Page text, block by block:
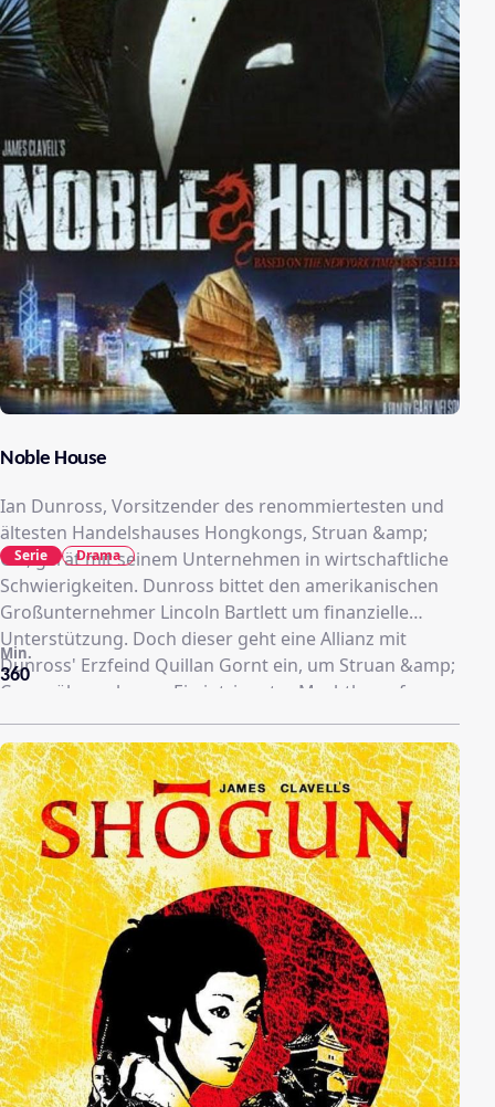
Noble House
Ian Dunross, Vorsitzender des renommiertesten und
ältesten Handelshauses Hongkongs, Struan &amp;
Co., gerät mit seinem Unternehmen in wirtschaftliche
Schwierigkeiten. Dunross bittet den amerikanischen
Großunternehmer Lincoln Bartlett um finanzielle
Unterstützung. Doch dieser geht eine Allianz mit
Dunross' Erzfeind Quillan Gornt ein, um Struan &amp;
Co. zu übernehmen. Ein intriganter Machtkampf
entwickelt sich, bei dem Dunross nur auf Hilfe vom
chinesischen Festland und von Bartletts Assitentin,
Casey Tcholok, hoffen kann
360
Min.
Serie Drama